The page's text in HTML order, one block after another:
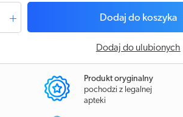
Dodaj do koszyka
Dodaj do ulubionych
Produkt oryginalny
pochodzi z legalnej
apteki